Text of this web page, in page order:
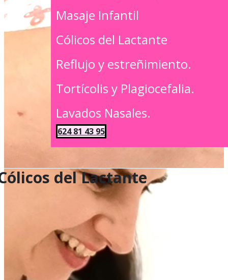
Masaje Infantil
Cólicos del Lactante
Reflujo y estreñimiento.
Tortícolis y Plagiocefalia.
Lavados Nasales.
624 81 43 95
del Lactante